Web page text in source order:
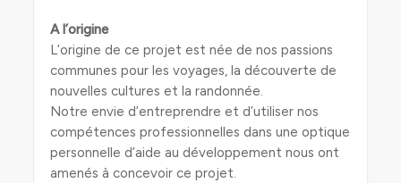
A l’origine
L’origine de ce projet est née de nos passions
communes pour les voyages, la découverte de
nouvelles cultures et la randonnée.
Notre envie d’entreprendre et d’utiliser nos
compétences professionnelles dans une optique
personnelle d’aide au développement nous ont
amenés à concevoir ce projet.